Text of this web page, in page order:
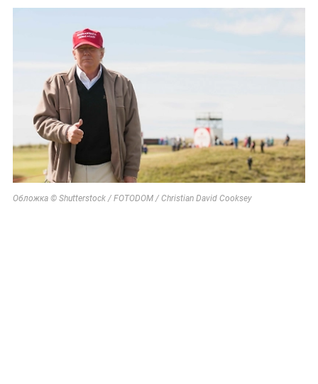
Обложка © Shutterstock / FOTODOM / Christian David Cooksey